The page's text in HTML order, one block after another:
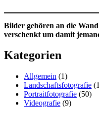
Bilder gehören an die
verschenkt um damit
Kategorien
Allgemein (1)
Landschaftsfotografie
Portraitfotografie (50)
Videografie (9)